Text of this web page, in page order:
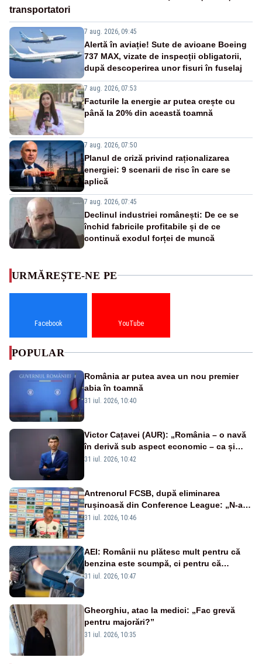
transportatori
7 aug. 2026, 09:45
Alertă în aviație! Sute de avioane Boeing
737 MAX, vizate de inspecții obligatorii,
după descoperirea unor fisuri în fuselaj
7 aug. 2026, 07:53
Facturile la energie ar putea crește cu
până la 20% din această toamnă
7 aug. 2026, 07:50
Planul de criză privind raționalizarea
energiei: 9 scenarii de risc în care se
aplică
7 aug. 2026, 07:45
Declinul industriei românești: De ce se
închid fabricile profitabile și de ce
continuă exodul forței de muncă
URMĂREȘTE-NE PE
Facebook YouTube
POPULAR
România ar putea avea un nou premier
abia în toamnă
31 iul. 2026, 10:40
Victor Cațavei (AUR): „România – o navă
în derivă sub aspect economic – ca și
rezultat al guvernărilor din ultimii 36 de
31 iul. 2026, 10:42
Antrenorul FCSB, după eliminarea
rușinoasă din Conference League: „N-ai
cum să nu scoți în evidență și lucrurile
31 iul. 2026, 10:46
AEI: Românii nu plătesc mult pentru că
benzina este scumpă, ci pentru că
benzina ieftină e taxată scump
31 iul. 2026, 10:47
Gheorghiu, atac la medici: „Fac grevă
pentru majorări?”
31 iul. 2026, 10:35